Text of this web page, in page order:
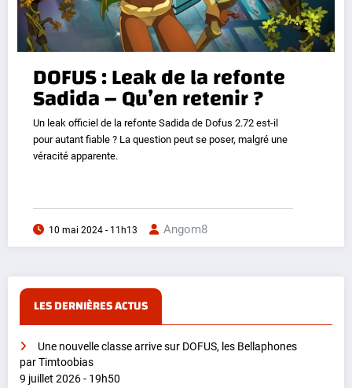
DOFUS : Leak de la refonte
Sadida – Qu’en retenir ?
Un leak officiel de la refonte Sadida de Dofus 2.72 est-il
pour autant fiable ? La question peut se poser, malgré une
véracité apparente.
10 mai 2024 - 11h13 Angom8
LES DERNIÈRES ACTUS
Une nouvelle classe arrive sur DOFUS, les Bellaphones
par Timtoobias
9 juillet 2026 - 19h50